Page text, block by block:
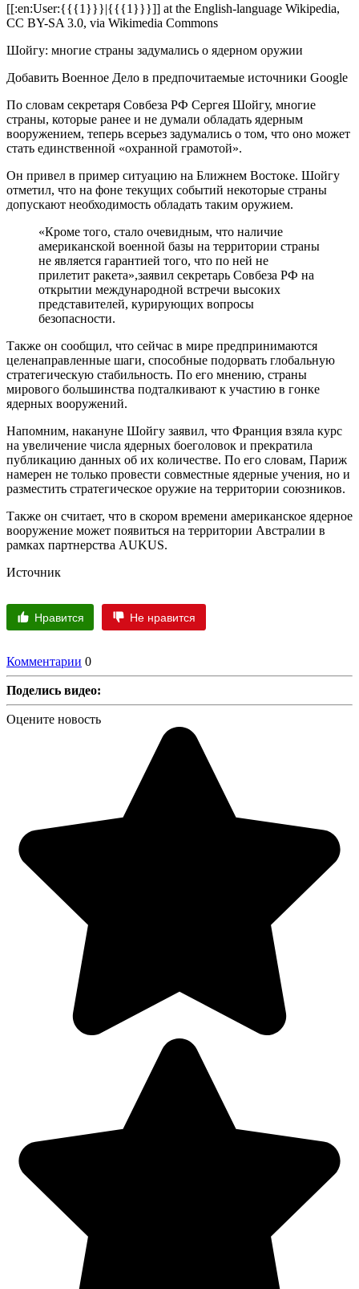
[[:en:User:{{{1}}}|{{{1}}}]] at the English-language Wikipedia,
CC BY-SA 3.0, via Wikimedia Commons
Шойгу: многие страны задумались о ядерном оружии
Добавить Военное Дело в предпочитаемые источники Google
По словам секретаря Совбеза РФ Сергея Шойгу, многие
страны, которые ранее и не думали обладать ядерным
вооружением, теперь всерьез задумались о том, что оно может
стать единственной «охранной грамотой».
Он привел в пример ситуацию на Ближнем Востоке. Шойгу
отметил, что на фоне текущих событий некоторые страны
допускают необходимость обладать таким оружием.
«Кроме того, стало очевидным, что наличие
американской военной базы на территории страны
не является гарантией того, что по ней не
прилетит ракета»,заявил секретарь Совбеза РФ на
открытии международной встречи высоких
представителей, курирующих вопросы
безопасности.
Также он сообщил, что сейчас в мире предпринимаются
целенаправленные шаги, способные подорвать глобальную
стратегическую стабильность. По его мнению, страны
мирового большинства подталкивают к участию в гонке
ядерных вооружений.
Напомним, накануне Шойгу заявил, что Франция взяла курс
на увеличение числа ядерных боеголовок и прекратила
публикацию данных об их количестве. По его словам, Париж
намерен не только провести совместные ядерные учения, но и
разместить стратегическое оружие на территории союзников.
Также он считает, что в скором времени американское ядерное
вооружение может появиться на территории Австралии в
рамках партнерства AUKUS.
Источник
Нравится Не нравится
Комментарии 0
Поделись видео:
Оцените новость